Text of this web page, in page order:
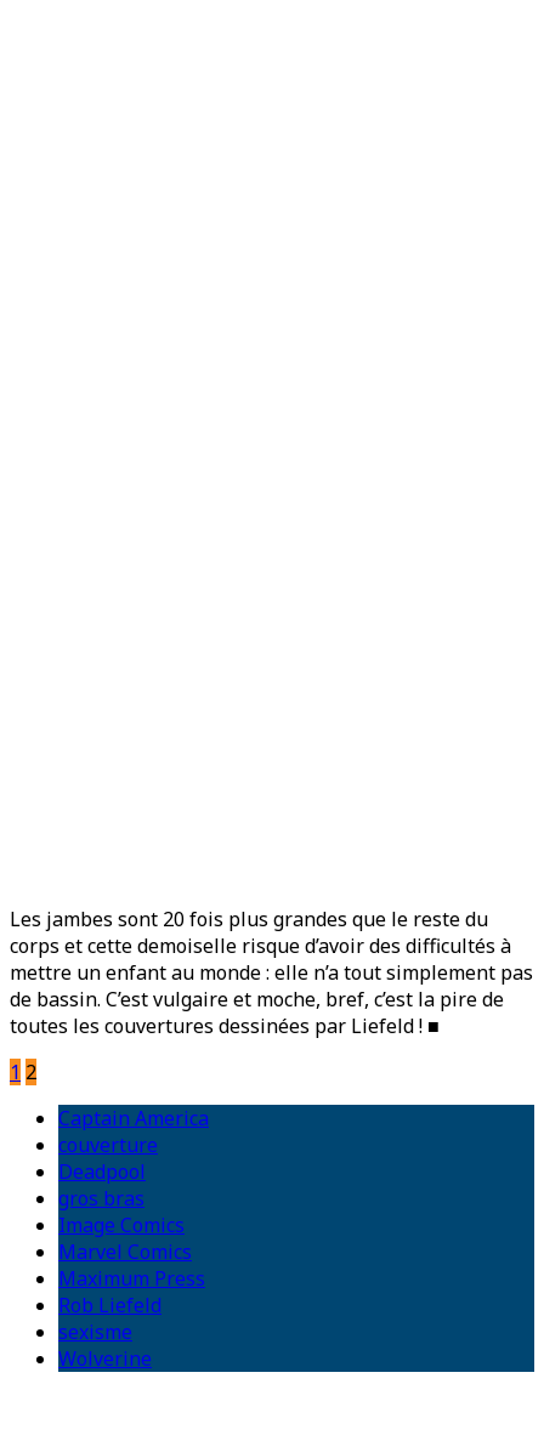
Les jambes sont 20 fois plus grandes que le reste du
corps et cette demoiselle risque d’avoir des difficultés à
mettre un enfant au monde : elle n’a tout simplement pas
de bassin. C’est vulgaire et moche, bref, c’est la pire de
toutes les couvertures dessinées par Liefeld ! ■
1 2
Captain America
couverture
Deadpool
gros bras
Image Comics
Marvel Comics
Maximum Press
Rob Liefeld
sexisme
Wolverine